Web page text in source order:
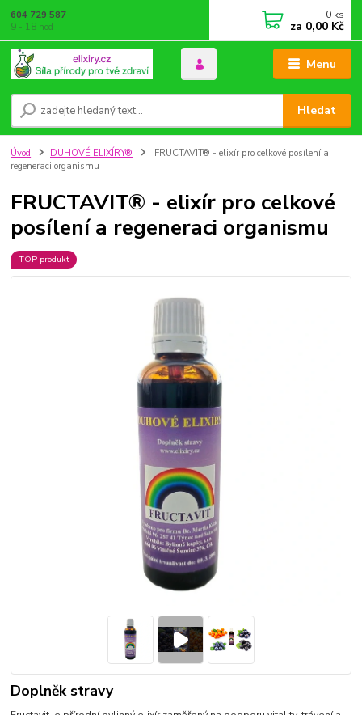
Menu
Hledat
604 729 587
9 - 18 hod
0 ks
za 0,00 Kč
Úvod DUHOVÉ ELIXÍRY®
FRUCTAVIT® - elixír pro celkové posílení a
regeneraci organismu
FRUCTAVIT® - elixír pro celkové
posílení a regeneraci organismu
TOP produkt
Doplněk stravy